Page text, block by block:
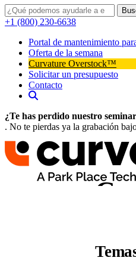
+1 (800) 230-6638
Portal de mantenimiento
Oferta de la semana
Curvature Overstock™
Solicitar un presupuesto
Contacto
¿Te has perdido nuestro
. No te pierdas ya la grabación